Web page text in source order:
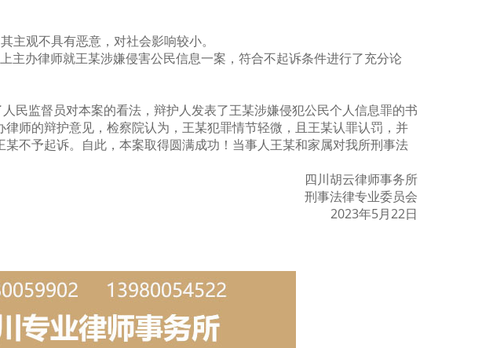
观不具有恶意，对社会影响较小。
办律师就王某涉嫌侵害公民信息一案，符合不起诉条件进行了充分论
民监督员对本案的看法，辩护人发表了王某涉嫌侵犯公民个人信息罪的书
师的辩护意见，检察院认为，王某犯罪情节轻微，且王某认罪认罚，并
不予起诉。自此，本案取得圆满成功！当事人王某和家属对我所刑事法
四川胡云律师事务所
刑事法律专业委员会
2023年5月22日